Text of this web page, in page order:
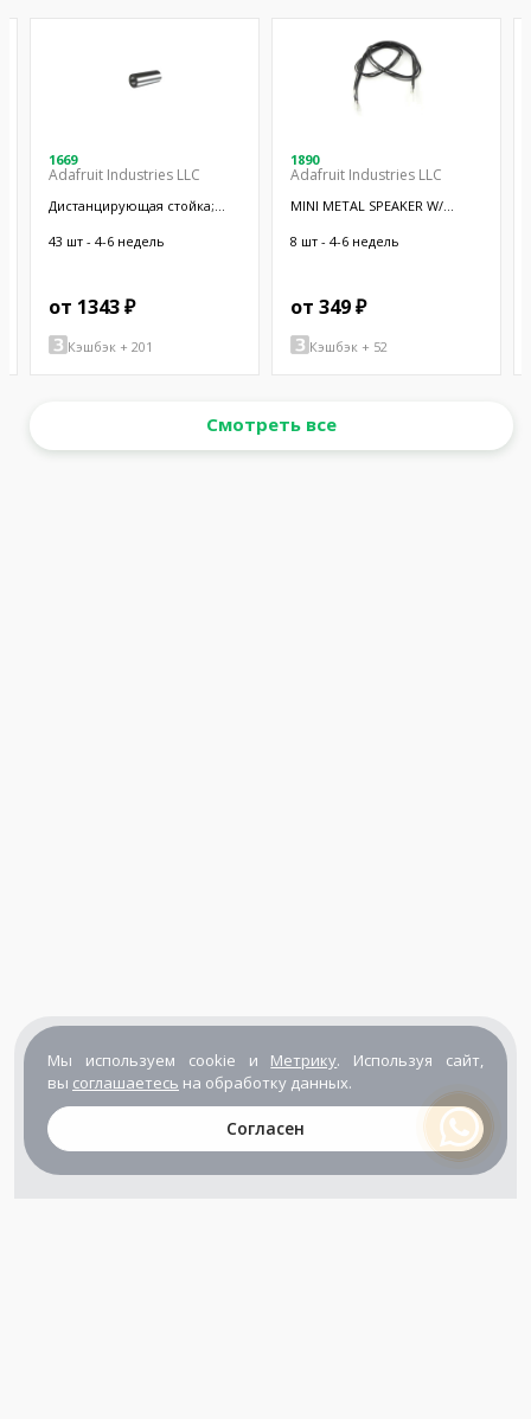
1669
Adafruit Industries LLC
Дистанцирующая стойка;
латунь; никель
43 шт - 4-6 недель
от 1343 ₽
Кэшбэк + 201
1890
Adafruit Industries LLC
MINI METAL SPEAKER W/
8 шт - 4-6 недель
от 349 ₽
Кэшбэк + 52
Смотреть все
Мы используем cookie и Метрику. Используя сайт,
вы соглашаетесь на обработку данных.
Согласен